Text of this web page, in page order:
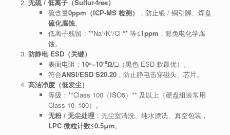
无硫 / 低离子（Sulfur-free）
硫含量0ppm（ICP-MS 检测）
，防止银 / 铜引脚、焊盘
硫化腐蚀。
低离子残留：**Na⁺/K⁺/Cl⁻** 等≤1ppm ，避免电化学腐
蚀。
防静电 ESD（关键）
表面电阻： 10⁶–10¹⁰Ω/□（黑色 ESD 款最优）。
符合ANSI/ESD S20.20，防止静电击穿磁头、芯片。
高洁净度（低发尘）
等级：**Class 100（ISO5）** 及以上（硬盘组装常用
Class 10–100）。
无粉 / 无尘处理：无尘室清洗、纯水漂洗、真空包装，
LPC 微粒计数≤0.5μm。